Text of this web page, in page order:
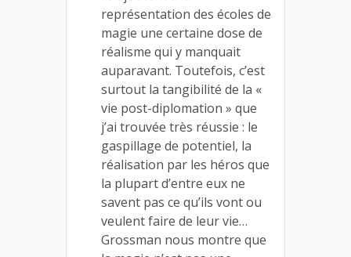
représentation des écoles de
magie une certaine dose de
réalisme qui y manquait
auparavant. Toutefois, c’est
surtout la tangibilité de la «
vie post-diplomation » que
j’ai trouvée très réussie : le
gaspillage de potentiel, la
réalisation par les héros que
la plupart d’entre eux ne
savent pas ce qu’ils vont ou
veulent faire de leur vie…
Grossman nous montre que